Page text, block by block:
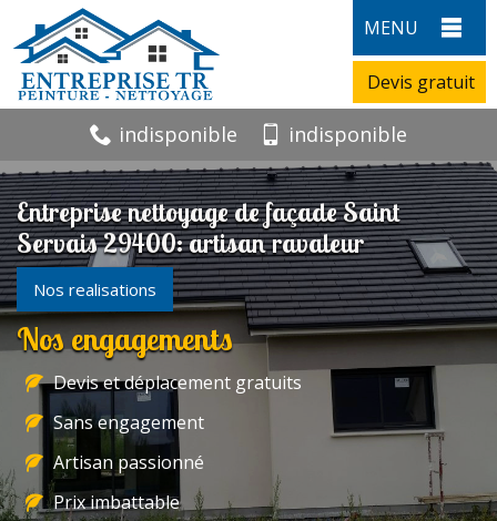
MENU
Devis gratuit
indisponible indisponible
Entreprise nettoyage de façade Saint
Servais 29400: artisan ravaleur
Nos realisations
Nos engagements
Devis et déplacement gratuits
Sans engagement
Artisan passionné
Prix imbattable